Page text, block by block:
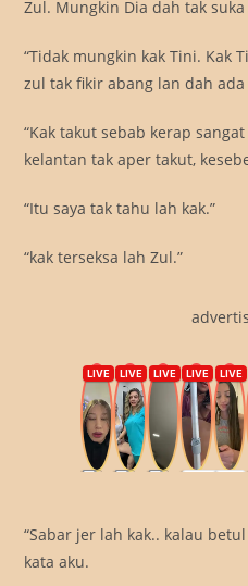
Zul. Mungkin Dia dah tak
“Tidak mungkin kak Tini. Kak
zul tak fikir abang lan dah ada
“Kak takut sebab kerap
kelantan tak aper takut,
“Itu saya tak tahu lah kak.”
“kak terseksa lah Zul.”
“Sabar jer lah kak.. kalau
kata aku.